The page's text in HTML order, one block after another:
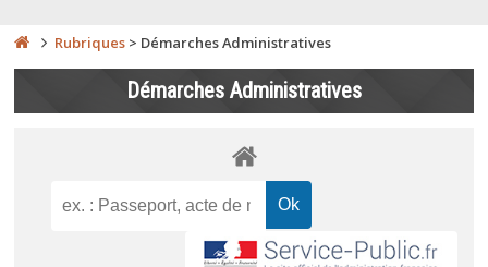
Rubriques > Démarches Administratives
Démarches Administratives